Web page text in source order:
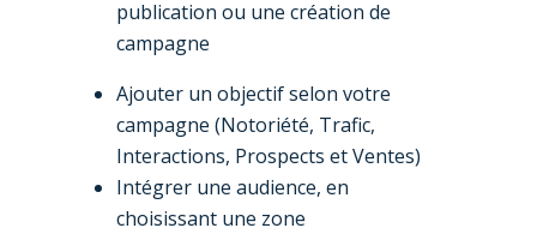
publication ou une création de
campagne
Ajouter un objectif selon votre
campagne (Notoriété, Trafic,
Interactions, Prospects et Ventes)
Intégrer une audience, en
choisissant une zone